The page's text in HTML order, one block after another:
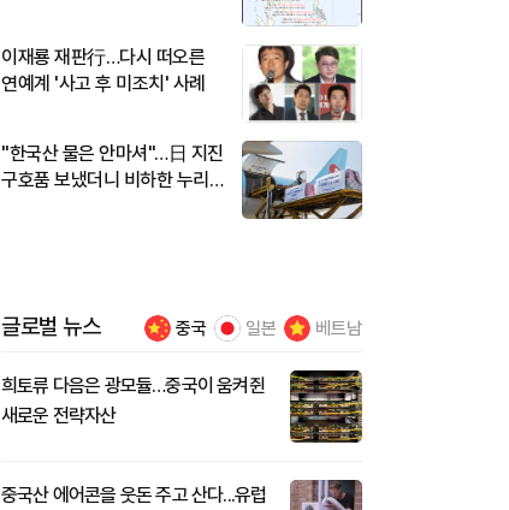
이재룡 재판行…다시 떠오른
연예계 '사고 후 미조치' 사례
"한국산 물은 안마셔"…日 지진
구호품 보냈더니 비하한 누리
글로벌 뉴스 중국 일본 베트남
희토류 다음은 광모듈…중국이 움켜쥔
새로운 전략자산
중국산 에어콘을 웃돈 주고 산다...유럽